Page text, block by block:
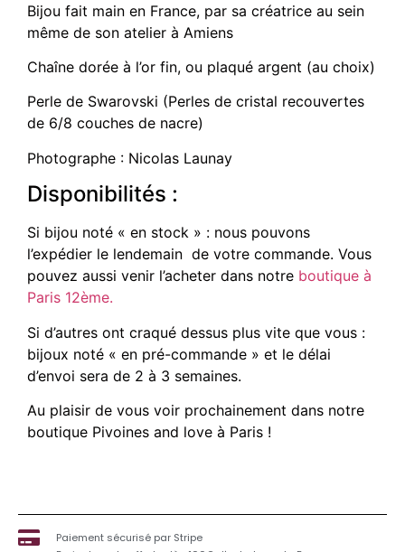
Bijou fait main en France, par sa créatrice au sein
même de son atelier à Amiens
Chaîne dorée à l’or fin, ou plaqué argent (au choix)
Perle de Swarovski (Perles de cristal recouvertes
de 6/8 couches de nacre)
Photographe : Nicolas Launay
Disponibilités :
Si bijou noté « en stock » : nous pouvons
l’expédier le lendemain de votre commande. Vous
pouvez aussi venir l’acheter dans notre boutique à
Paris 12ème.
Si d’autres ont craqué dessus plus vite que vous :
bijoux noté « en pré-commande » et le délai
d’envoi sera de 2 à 3 semaines.
Au plaisir de vous voir prochainement dans notre
boutique Pivoines and love à Paris !
Paiement sécurisé par Stripe